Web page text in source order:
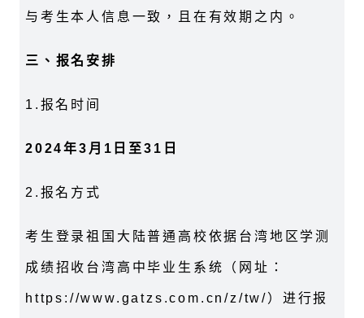
与考生本人信息一致，且在有效期之内。
三、报名安排
1.报名时间
2024年3月1日至31日
2.报名方式
考生登录祖国大陆普通高校依据台湾地区学测
成绩招收台湾高中毕业生系统（网址：
https://www.gatzs.com.cn/z/tw/）进行报